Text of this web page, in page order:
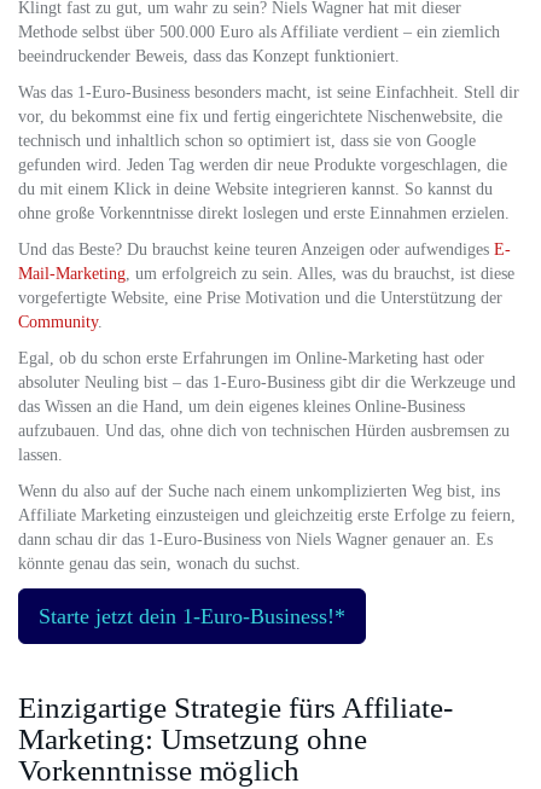
Klingt fast zu gut, um wahr zu sein? Niels Wagner hat mit dieser
Methode selbst über 500.000 Euro als Affiliate verdient – ein ziemlich
beeindruckender Beweis, dass das Konzept funktioniert.
Was das 1-Euro-Business besonders macht, ist seine Einfachheit. Stell dir
vor, du bekommst eine fix und fertig eingerichtete Nischenwebsite, die
technisch und inhaltlich schon so optimiert ist, dass sie von Google
gefunden wird. Jeden Tag werden dir neue Produkte vorgeschlagen, die
du mit einem Klick in deine Website integrieren kannst. So kannst du
ohne große Vorkenntnisse direkt loslegen und erste Einnahmen erzielen.
Und das Beste? Du brauchst keine teuren Anzeigen oder aufwendiges E-
Mail-Marketing, um erfolgreich zu sein. Alles, was du brauchst, ist diese
vorgefertigte Website, eine Prise Motivation und die Unterstützung der
Community.
Egal, ob du schon erste Erfahrungen im Online-Marketing hast oder
absoluter Neuling bist – das 1-Euro-Business gibt dir die Werkzeuge und
das Wissen an die Hand, um dein eigenes kleines Online-Business
aufzubauen. Und das, ohne dich von technischen Hürden ausbremsen zu
lassen.
Wenn du also auf der Suche nach einem unkomplizierten Weg bist, ins
Affiliate Marketing einzusteigen und gleichzeitig erste Erfolge zu feiern,
dann schau dir das 1-Euro-Business von Niels Wagner genauer an. Es
könnte genau das sein, wonach du suchst.
Starte jetzt dein 1-Euro-Business!*
Einzigartige Strategie fürs Affiliate-
Marketing: Umsetzung ohne
Vorkenntnisse möglich